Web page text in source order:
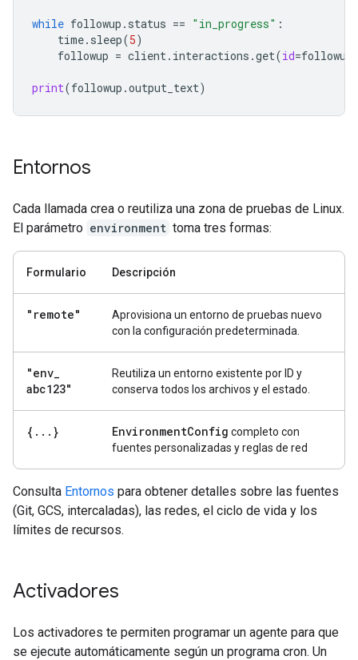
while followup . status == "in_progress" :
time. sleep(5)
followup = client. interactions .get(id=followup
print(followup .output_text)
Entornos
Cada llamada crea o reutiliza una zona de pruebas de Linux.
El parámetro environment toma tres formas:
Formulario Descripción
"remote"
Aprovisiona un entorno de pruebas nuevo
con la configuración predeterminada.
"env_
abc123"
Reutiliza un entorno existente por ID y
conserva todos los archivos y el estado.
{ . . . } EnvironmentConfig completo con
fuentes personalizadas y reglas de red
Consulta Entornos para obtener detalles sobre las fuentes
(Git, GCS, intercaladas), las redes, el ciclo de vida y los
límites de recursos.
Activadores
Los activadores te permiten programar un agente para que
se ejecute automáticamente según un programa cron. Un